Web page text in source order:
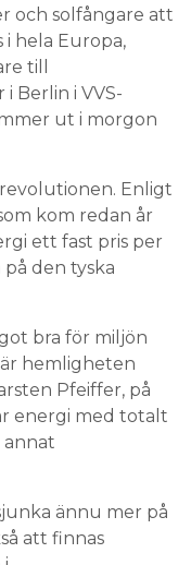
och solfångare att
hela Europa,
till
Berlin i VVS-
ut i morgon
Enligt
kom redan år
ett fast pris per
den tyska
bra för miljön
hemligheten
Pfeiffer, på
energi med totalt
ännu mer på
att finnas